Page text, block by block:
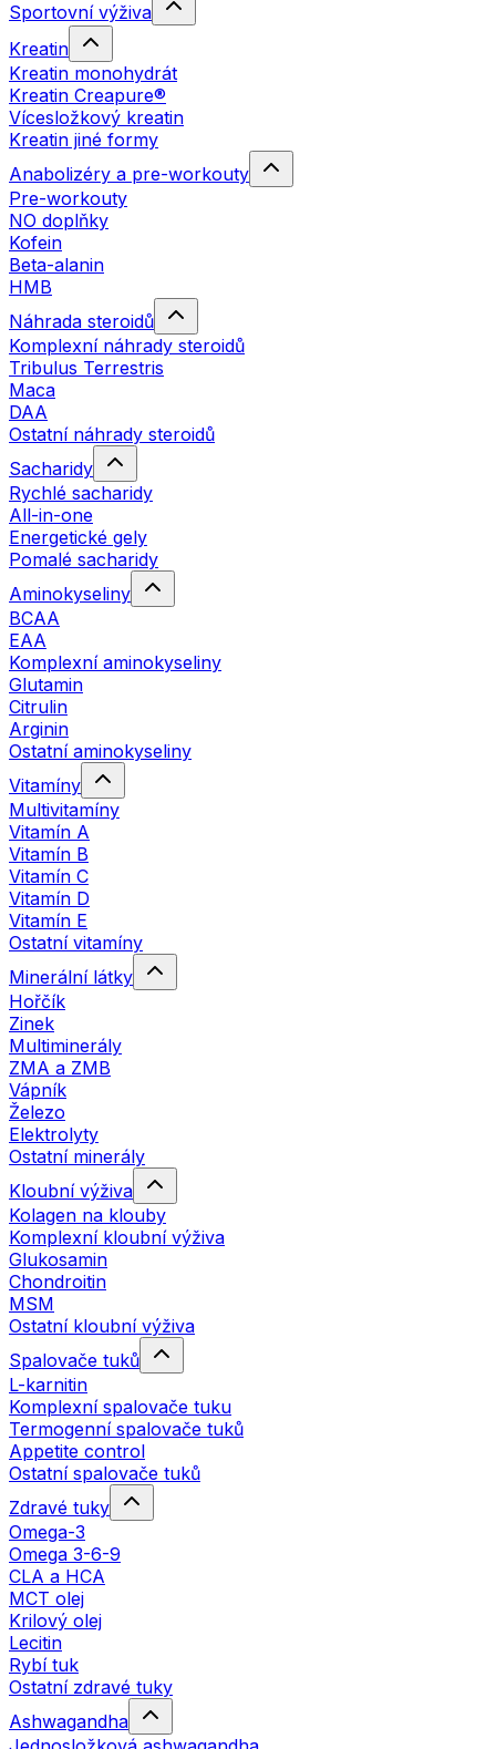
Sportovní výživa
Kreatin
Kreatin monohydrát
Kreatin Creapure®
Vícesložkový kreatin
Kreatin jiné formy
Anabolizéry a pre-workouty
Pre-workouty
NO doplňky
Kofein
Beta-alanin
HMB
Náhrada steroidů
Komplexní náhrady steroidů
Tribulus Terrestris
Maca
DAA
Ostatní náhrady steroidů
Sacharidy
Rychlé sacharidy
All-in-one
Energetické gely
Pomalé sacharidy
Aminokyseliny
BCAA
EAA
Komplexní aminokyseliny
Glutamin
Citrulin
Arginin
Ostatní aminokyseliny
Vitamíny
Multivitamíny
Vitamín A
Vitamín B
Vitamín C
Vitamín D
Vitamín E
Ostatní vitamíny
Minerální látky
Hořčík
Zinek
Multiminerály
ZMA a ZMB
Vápník
Železo
Elektrolyty
Ostatní minerály
Kloubní výživa
Kolagen na klouby
Komplexní kloubní výživa
Glukosamin
Chondroitin
MSM
Ostatní kloubní výživa
Spalovače tuků
L-karnitin
Komplexní spalovače tuku
Termogenní spalovače tuků
Appetite control
Ostatní spalovače tuků
Zdravé tuky
Omega-3
Omega 3-6-9
CLA a HCA
MCT olej
Krilový olej
Lecitin
Rybí tuk
Ostatní zdravé tuky
Ashwagandha